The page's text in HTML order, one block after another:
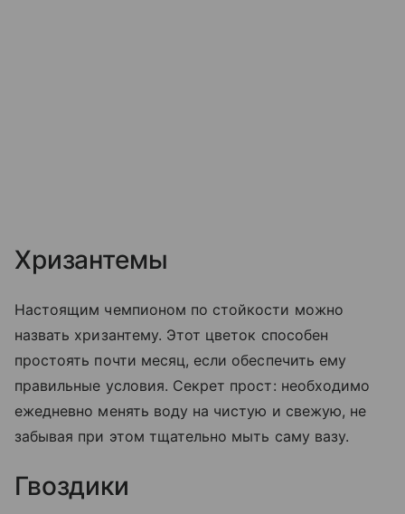
Хризантемы
Настоящим чемпионом по стойкости можно
назвать хризантему. Этот цветок способен
простоять почти месяц, если обеспечить ему
правильные условия. Секрет прост: необходимо
ежедневно менять воду на чистую и свежую, не
забывая при этом тщательно мыть саму вазу.
Гвоздики